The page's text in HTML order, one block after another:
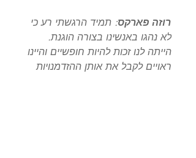
רוזה פארקס: תמיד הרגשתי רע כי
לא נהגו באנשינו בצורה הוגנת.
הייתה לנו זכות להיות חופשיים והיינו
ראויים לקבל את אותן ההזדמנויות